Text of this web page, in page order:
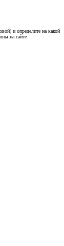
и определите на какой
на сайте